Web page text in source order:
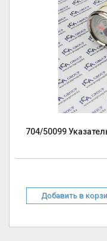
704/50099
Добавить в